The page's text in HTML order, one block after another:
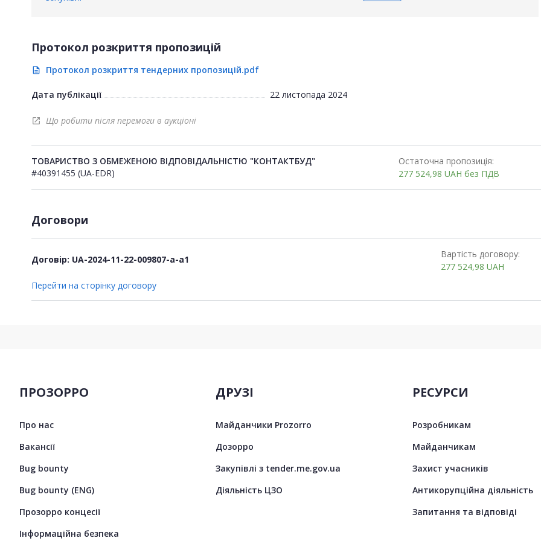
Протокол розкриття пропозицій
description Протокол розкриття тендерних пропозицій.pdf
Дата публікації 22 листопада 2024
open_in_new Що робити після перемоги в аукціоні
ТОВАРИСТВО З ОБМЕЖЕНОЮ ВІДПОВІДАЛЬНІСТЮ "КОНТАКТБУД"
#40391455 (UA-EDR)
Остаточна пропозиція:
277 524,98 UAH без ПДВ
Договори
Договір: UA-2024-11-22-009807-a-a1
Вартість договору:
277 524,98 UAH
Перейти на сторінку договору
ПРОЗОРРО
Про нас
Вакансії
Bug bounty
Bug bounty (ENG)
Прозорро концесії
Інформаційна безпека
ДРУЗІ
Майданчики Prozorro
Дозорро
Закупівлі з tender.me.gov.ua
Діяльність ЦЗО
РЕСУРСИ
Розробникам
Майданчикам
Захист учасників
Антикорупційна діяльність
Запитання та відповіді